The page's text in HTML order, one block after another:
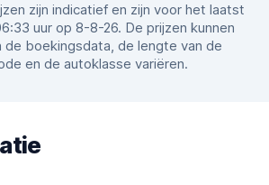
zijn indicatief en zijn voor het laatst
uur op 8-8-26. De prijzen kunnen
de boekingsdata, de lengte van de
en de autoklasse variëren.